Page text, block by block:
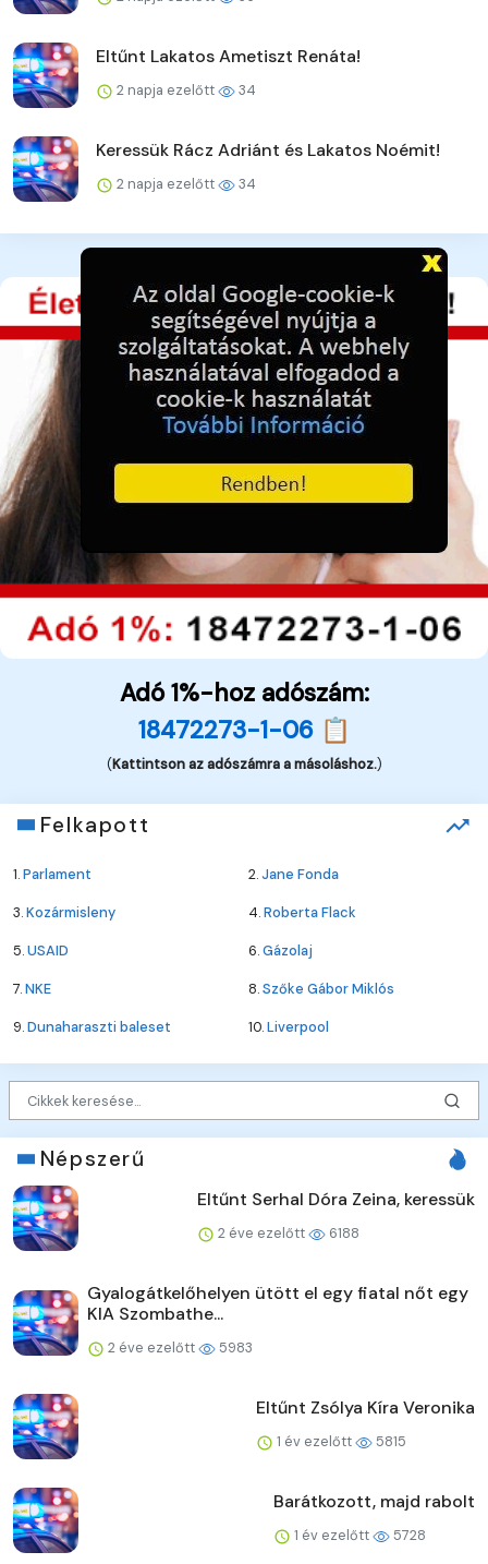
Eltűnt Lakatos Ametiszt Renáta!
2 napja ezelőtt 34
Keressük Rácz Adriánt és Lakatos Noémit!
2 napja ezelőtt 34
Adó 1%-hoz adószám:
18472273-1-06 📋
(Kattintson az adószámra a másoláshoz.)
Felkapott
1.Parlament 2.Jane Fonda
3.Kozármisleny 4.Roberta Flack
5.USAID 6.Gázolaj
7.NKE 8.Szőke Gábor Miklós
9.Dunaharaszti baleset 10.Liverpool
Népszerű
Eltűnt Serhal Dóra Zeina, keressük
2 éve ezelőtt 6188
Gyalogátkelőhelyen ütött el egy fiatal nőt egy
KIA Szombathe...
2 éve ezelőtt 5983
Eltűnt Zsólya Kíra Veronika
1 év ezelőtt 5815
Barátkozott, majd rabolt
1 év ezelőtt 5728